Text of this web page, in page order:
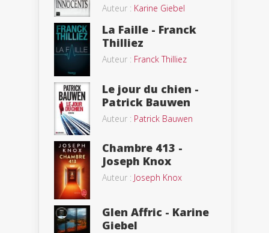
Auteur : Karine Giebel
La Faille - Franck
Thilliez
Auteur : Franck Thilliez
Le jour du chien -
Patrick Bauwen
Auteur : Patrick Bauwen
Chambre 413 -
Joseph Knox
Auteur : Joseph Knox
Glen Affric - Karine
Giebel